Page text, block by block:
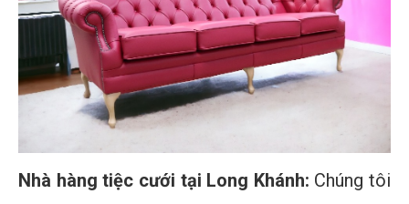
Nhà hàng tiệc cưới tại Long Khánh: Chúng tôi